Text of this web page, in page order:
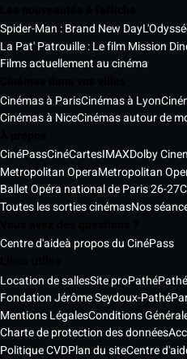
Spider-Man : Brand New Day
La Pat' Patrouille : Le film Mission
Films actuellement au cinéma
Cinémas à ParisCinémas à Lyon
Cinémas à NiceCinémas autour de
CinéPassCinéCartesIMAXDolby
Metropolitan OperaMetropolitan
Ballet Opéra national de Paris 26-27
Toutes les sorties cinémasNos
Centre d'aideà propos du CinéPass
Location de sallesSite proPathé
Fondation Jérôme Seydoux-Pathé
Mentions LégalesConditions
Charte de protection des données
Politique CVDPlan du siteCentre